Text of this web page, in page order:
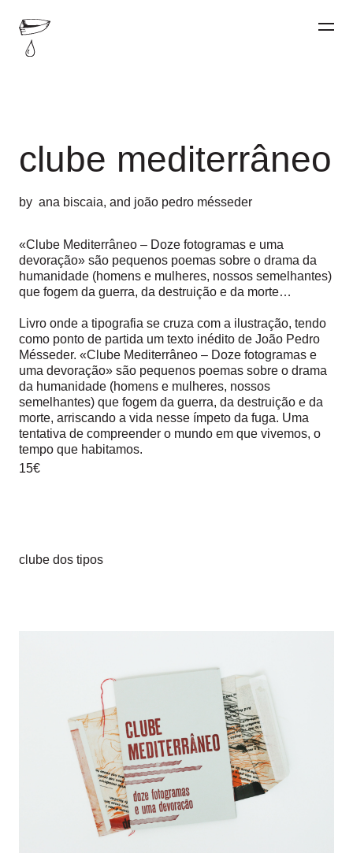
clube mediterrâneo
by ana biscaia, and joão pedro mésseder
«Clube Mediterrâneo – Doze fotogramas e uma
devoração» são pequenos poemas sobre o drama da
humanidade (homens e mulheres, nossos semelhantes)
que fogem da guerra, da destruição e da morte…
Livro onde a tipografia se cruza com a ilustração, tendo
como ponto de partida um texto inédito de João Pedro
Mésseder. «Clube Mediterrâneo – Doze fotogramas e
uma devoração» são pequenos poemas sobre o drama
da humanidade (homens e mulheres, nossos
semelhantes) que fogem da guerra, da destruição e da
morte, arriscando a vida nesse ímpeto da fuga. Uma
tentativa de compreender o mundo em que vivemos, o
tempo que habitamos.
15€
clube dos tipos